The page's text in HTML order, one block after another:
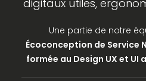
digitaux utiles,
Une partie de notre
Écoconception de Service
formée au Design UX et UI